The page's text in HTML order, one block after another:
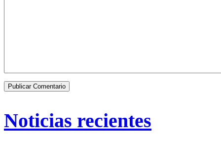
Noticias recientes